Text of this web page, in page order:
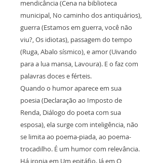
mendicância (Cena na biblioteca
municipal, No caminho dos antiquários),
guerra (Estamos em guerra, você não
viu?, Os idiotas), passagem do tempo
(Ruga, Abalo sísmico), e amor (Uivando
para a lua mansa, Lavoura). E o faz com
palavras doces e férteis.
Quando o humor aparece em sua
poesia (Declaração ao Imposto de
Renda, Diálogo do poeta com sua
esposa), ela surge com inteligência, não
se limita ao poema-piada, ao poema-
trocadilho. É um humor com relevância.
Há ironia em Um epitáfio. Já em O